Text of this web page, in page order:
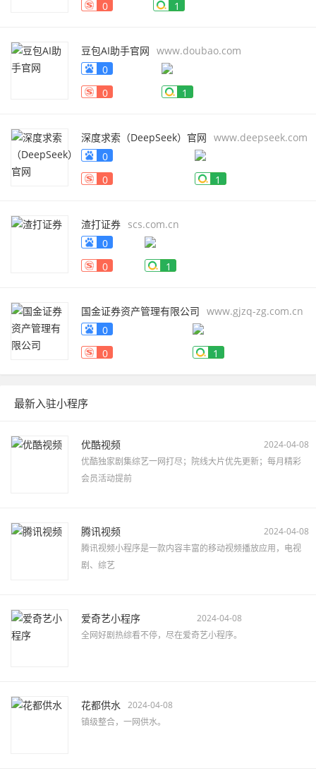
0 1
豆包AI助手官网 www.doubao.com
0
0
1
深度求索（DeepSeek）官网 www.deepseek.com
0
0
1
渣打证券 scs.com.cn
0
0
1
国金证券资产管理有限公司 www.gjzq-zg.com.cn
0
0
1
最新入驻小程序
优酷视频
2024-04-08
优酷独家剧集综艺一网打尽；院线大片优先更新；每月精彩
会员活动提前
腾讯视频
2024-04-08
腾讯视频小程序是一款内容丰富的移动视频播放应用，电视
剧、综艺
爱奇艺小程序
2024-04-08
全网好剧热综看不停，尽在爱奇艺小程序。
花都供水
2024-04-08
镇级整合，一网供水。